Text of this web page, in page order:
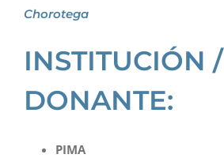
Chorotega
INSTITUCIÓN /
DONANTE:
PIMA